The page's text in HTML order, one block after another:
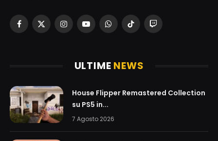
Facebook
X
InstagramYouTubeWhatsAppTikTokTwitch
ULTIME NEWS
House Flipper Remastered Collection
su PS5 in...
7 Agosto 2026